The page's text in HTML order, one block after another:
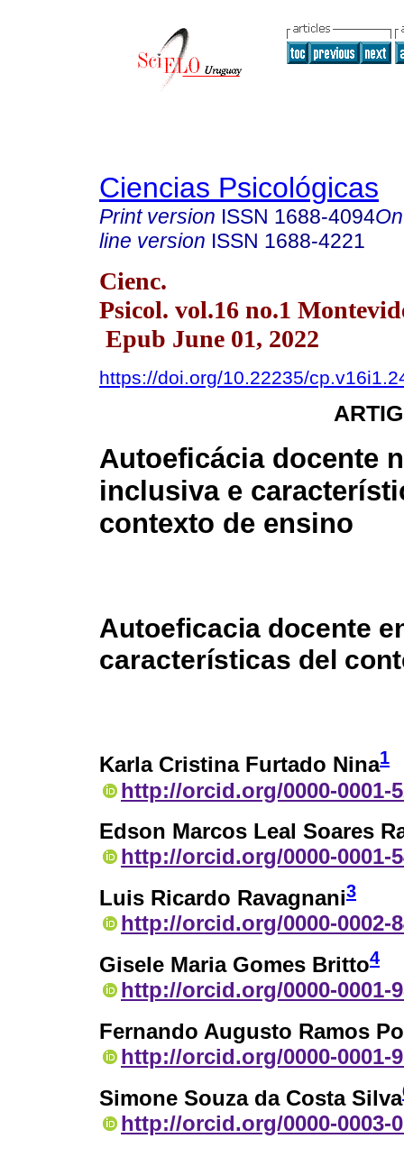
Ciencias Psicológicas
Print version ISSN 1688-4094
line version ISSN 1688-4221
Cienc.
Psicol. vol.16 no.1
Epub June 01, 2022
https://doi.org/10.22235/
Autoeficácia docente
inclusiva e
contexto de ensino
Autoeficacia docente
características del
Karla Cristina Furtado Nina1
http://orcid.org/0000-0001-
Edson Marcos Leal Soares
http://orcid.org/0000-0001-
Luis Ricardo Ravagnani3
http://orcid.org/0000-0002-
Gisele Maria Gomes Britto4
http://orcid.org/0000-0001-
Fernando Augusto Ramos
http://orcid.org/0000-0001-
Simone Souza da Costa Silva
http://orcid.org/0000-0003-